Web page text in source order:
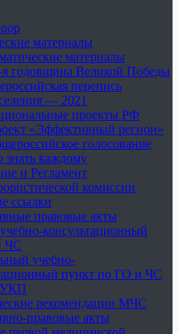
материалы
материалы
я годовщина Великой Победы
перепись
— 2021
проекты РФ
«Эффективный регион»
голосование
знать каждому
и Регламент
комиссии
ссылки
правовые акты
консультационный
ЧС
учебно-
пункт по ГО и ЧС
УКП
рекомендации МЧС
правовые акты